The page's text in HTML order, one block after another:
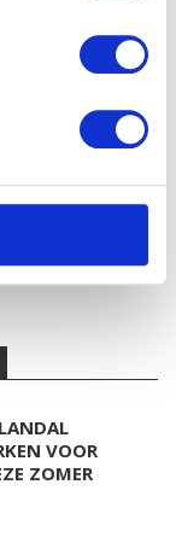
ONTDEKT
VOOR
ZOMER